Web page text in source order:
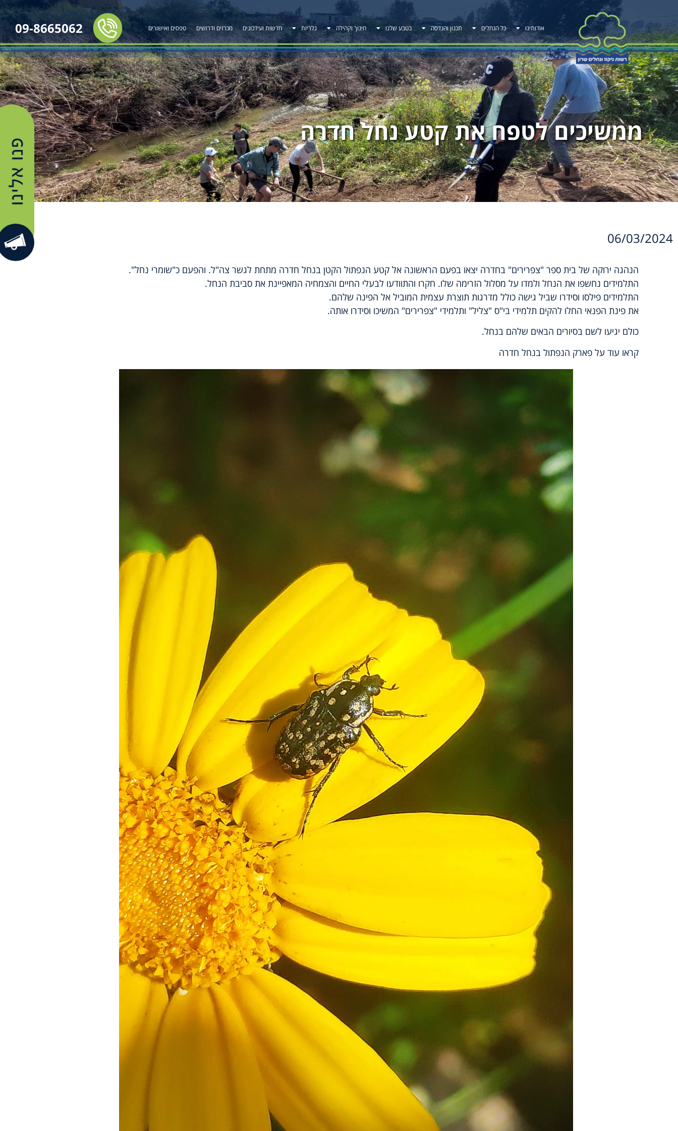
אודותינו כל הנחלים תכנון והנדסה בטבע שלנו חינוך וקהילה גלריות חדשות ועידכונים מכרזים ודרושים טפסים ואישורים 09-8665062
ממשיכים לטפח את קטע נחל חדרה
06/03/2024
הנהגה ירוקה של בית ספר "צפרירים" בחדרה יצאו בפעם הראשונה אל קטע הנפתול הקטן בנחל חדרה מתחת לגשר צה"ל. והפעם כ"שומרי נחל".
התלמידים נחשפו את הנחל ולמדו על מסלול הזרימה שלו. חקרו והתוודעו לבעלי החיים והצמחיה המאפיינת את סביבת הנחל.
התלמידים פילסו וסידרו שביל גישה כולל מדרגות תוצרת עצמית המוביל אל הפינה שלהם.
את פינת הפנאי החלו להקים תלמידי בי"ס "צליל" ותלמידי "צפרירים" המשיכו וסידרו אותה.
כולם יגיעו לשם בסיורים הבאים שלהם בנחל.
קראו עוד על פארק הנפתול בנחל חדרה